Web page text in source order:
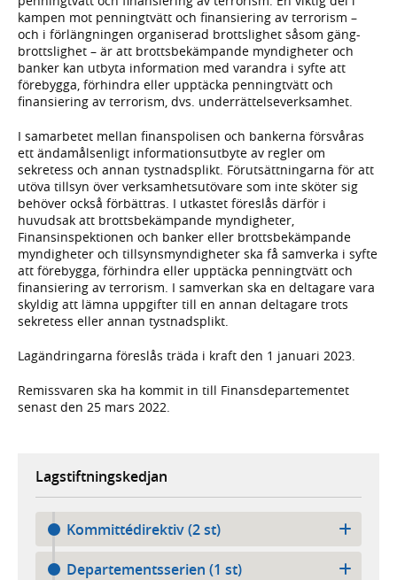
kampen mot penningtvätt och finansiering av terrorism –
och i förlängningen organiserad brottslighet såsom gäng-
brottslighet – är att brottsbekämpande myndigheter och
banker kan utbyta information med varandra i syfte att
förebygga, förhindra eller upptäcka penningtvätt och
finansiering av terrorism, dvs. underrättelseverksamhet.
I samarbetet mellan finanspolisen och bankerna försvåras
ett ändamålsenligt informationsutbyte av regler om
sekretess och annan tystnadsplikt. Förutsättningarna för att
utöva tillsyn över verksamhetsutövare som inte sköter sig
behöver också förbättras. I utkastet föreslås därför i
huvudsak att brottsbekämpande myndigheter,
Finansinspektionen och banker eller brottsbekämpande
myndigheter och tillsynsmyndigheter ska få samverka i syfte
att förebygga, förhindra eller upptäcka penningtvätt och
finansiering av terrorism. I samverkan ska en deltagare vara
skyldig att lämna uppgifter till en annan deltagare trots
sekretess eller annan tystnadsplikt.
Lagändringarna föreslås träda i kraft den 1 januari 2023.
Remissvaren ska ha kommit in till Finansdepartementet
senast den 25 mars 2022.
Lagstiftningskedjan
Kommittédirektiv (2 st)
Departementsserien (1 st)